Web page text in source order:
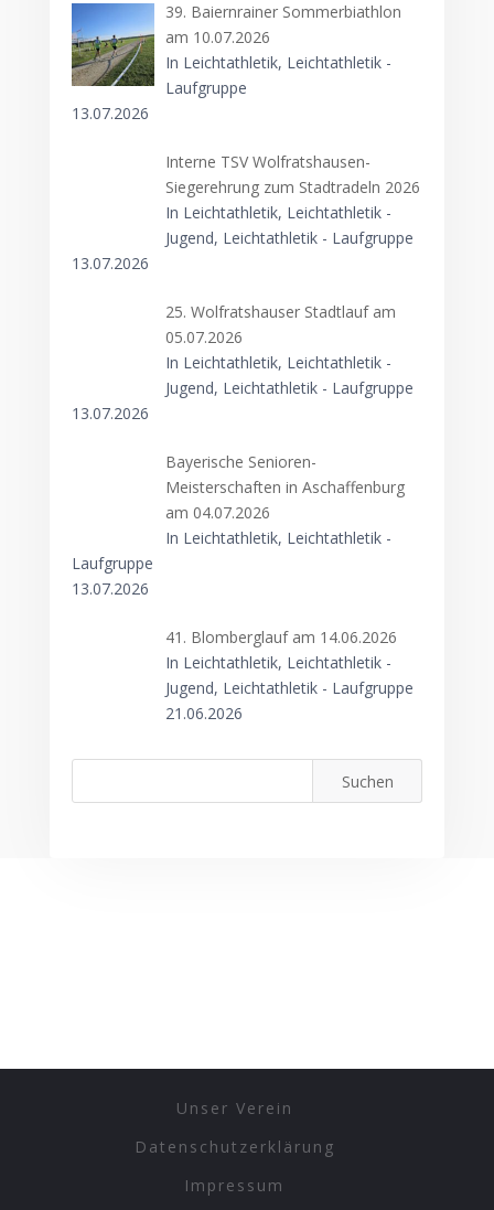
39. Baiernrainer Sommerbiathlon
am 10.07.2026
In Leichtathletik, Leichtathletik -
Laufgruppe
13.07.2026
Interne TSV Wolfratshausen-
Siegerehrung zum Stadtradeln 2026
In Leichtathletik, Leichtathletik -
Jugend, Leichtathletik - Laufgruppe
13.07.2026
25. Wolfratshauser Stadtlauf am
05.07.2026
In Leichtathletik, Leichtathletik -
Jugend, Leichtathletik - Laufgruppe
13.07.2026
Bayerische Senioren-
Meisterschaften in Aschaffenburg
am 04.07.2026
In Leichtathletik, Leichtathletik -
Laufgruppe
13.07.2026
41. Blomberglauf am 14.06.2026
In Leichtathletik, Leichtathletik -
Jugend, Leichtathletik - Laufgruppe
21.06.2026
Unser Verein
Datenschutzerklärung
Impressum